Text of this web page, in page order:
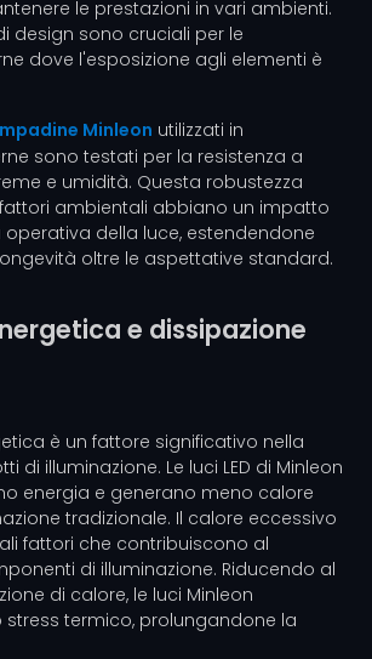
le prestazioni in vari ambienti.
design sono cruciali per le
dove l'esposizione agli elementi è
Minleon utilizzati in
sono testati per la resistenza a
e umidità. Questa robustezza
ambientali abbiano un impatto
della luce, estendendone
oltre le aspettative standard.
e dissipazione
è un fattore significativo nella
di illuminazione. Le luci LED di Minleon
energia e generano meno calore
tradizionale. Il calore eccessivo
fattori che contribuiscono al
di illuminazione. Riducendo al
di calore, le luci Minleon
termico, prolungandone la